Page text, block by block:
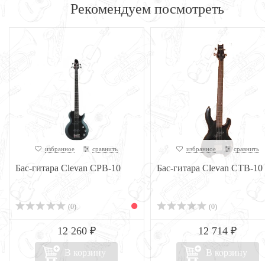
Рекомендуем посмотреть
избранное сравнить
Бас-гитара Clevan CPB-10
(0)
12 260 ₽
В корзину
избранное сравнить
Бас-гитара Clevan CTB-10
(0)
12 714 ₽
В корзину